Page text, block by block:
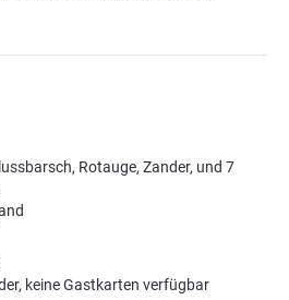
Rotauge, Zander, und 7
keine Gastkarten verfügbar